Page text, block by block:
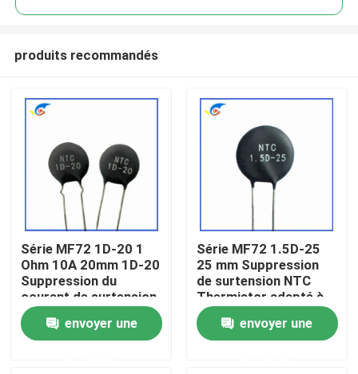
À la maison
Produits
produits recommandés
Série MF72 1D-20 1
Ohm 10A 20mm 1D-20
Suppression du
courant de surtension
NTC Thermistor
adapté à l'alimentation
électrique à haute
envoyer une
Série MF72 1.5D-25
25 mm Suppression
de surtension NTC
Thermistor adapté à
la commutation de
l'alimentation Audio
amplificateur
envoyer une